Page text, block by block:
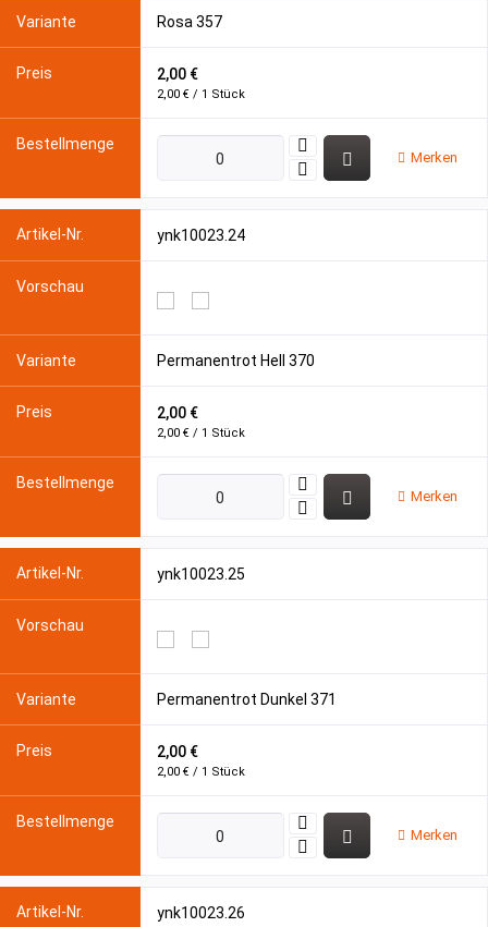
Rosa 357
2,00 €
2,00 € / 1 Stück
Merken
ynk10023.24
Permanentrot Hell 370
2,00 €
2,00 € / 1 Stück
Merken
ynk10023.25
Permanentrot Dunkel 371
2,00 €
2,00 € / 1 Stück
Merken
ynk10023.26